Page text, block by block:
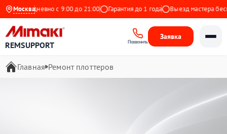
Москва
Ежедневно с 9:00 до 21:00 Гарантия до 1 года Выезд мастера
REMSUPPORT Позвонить
Заявка
Главная Ремонт плоттеров